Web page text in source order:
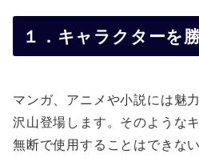
１．キャラクターを
マンガ、アニメや小説には魅
沢山登場します。そのような
無断で使用することはできな